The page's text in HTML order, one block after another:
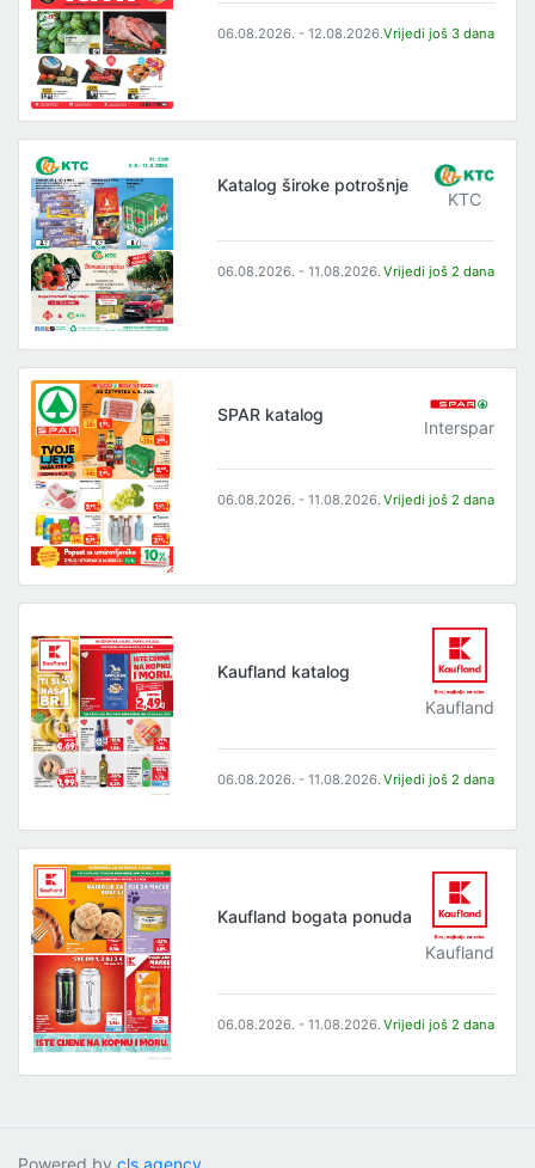
06.08.2026. - 12.08.2026.Vrijedi još 3 dana
Katalog široke potrošnje
KTC
06.08.2026. - 11.08.2026. Vrijedi još 2 dana
SPAR katalog
Interspar
06.08.2026. - 11.08.2026. Vrijedi još 2 dana
Kaufland katalog
Kaufland
06.08.2026. - 11.08.2026. Vrijedi još 2 dana
Kaufland bogata ponuda
Kaufland
06.08.2026. - 11.08.2026. Vrijedi još 2 dana
Powered by cls.agency